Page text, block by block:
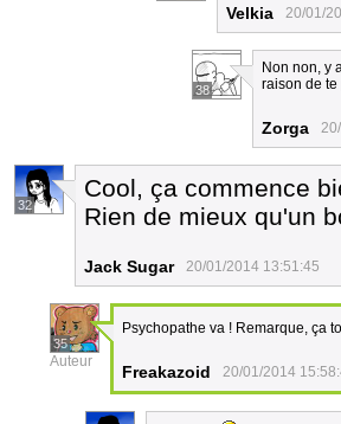
Velkia 20/01/
38
Non non, y
raison de
Zorga
32
Cool, ça commence
Rien de mieux qu'un
Jack Sugar 20/01/2014 13:51:45
35
Auteur
Psychopathe va ! Remarque, ça
Freakazoid 20/01/2014